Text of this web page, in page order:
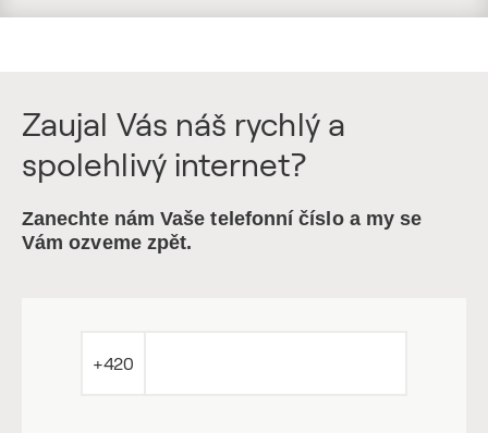
Zaujal Vás náš rychlý a
spolehlivý internet?
Zanechte nám Vaše telefonní číslo a my se
Vám ozveme zpět.
+420